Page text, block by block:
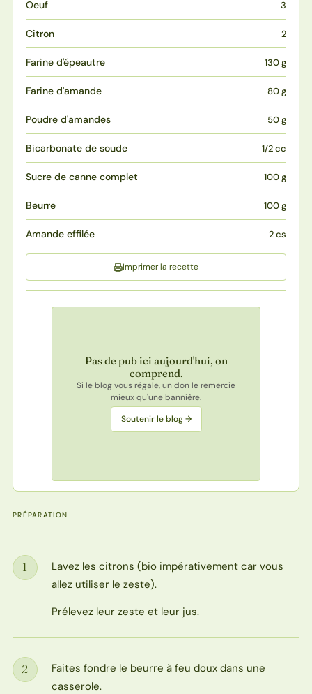
Oeuf 3
Citron 2
Farine d'épeautre 130 g
Farine d'amande 80 g
Poudre d'amandes 50 g
Bicarbonate de soude 1/2 cc
Sucre de canne complet 100 g
Beurre 100 g
Amande effilée 2 cs
Imprimer la recette
Pas de pub ici aujourd'hui, on
comprend.
Si le blog vous régale, un don le remercie
mieux qu'une bannière.
Soutenir le blog →
PRÉPARATION
Étape
1
Lavez les citrons (bio impérativement car vous
allez utiliser le zeste).
Prélevez leur zeste et leur jus.
Étape
2
Faites fondre le beurre à feu doux dans une
casserole.